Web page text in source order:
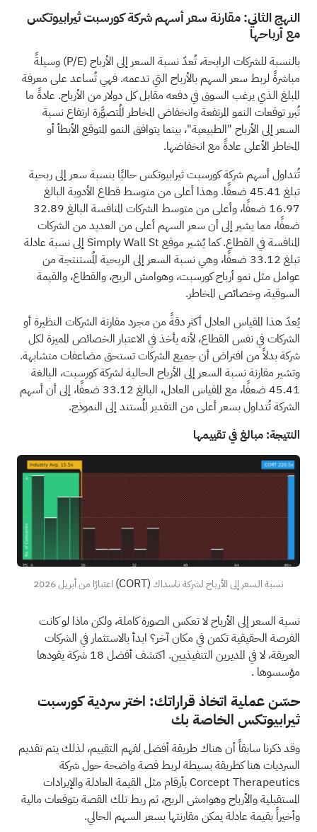
النهج الثاني: مقارنة سعر أسهم شركة كورسبت ثيرابيوتكس
مع أرباحها
بالنسبة للشركات الرابحة، تُعدّ نسبة السعر إلى الأرباح (P/E) وسيلةً
مباشرةً لربط سعر السهم بالأرباح التي تدعمه. فهي تُساعد على معرفة
المبلغ الذي يرغب السوق في دفعه مقابل كل دولار من الأرباح. عادةً ما
تُبرر توقعات النمو المرتفعة وانخفاض المخاطر المُتصوَّرة ارتفاع نسبة
السعر إلى الأرباح "الطبيعية"، بينما يتوافق النمو المتوقع الأبطأ أو
المخاطر الأعلى عادةً مع انخفاضها.
تُتداول أسهم شركة كورسبت ثيرابيوتكس حاليًا بنسبة سعر إلى ربحية
تبلغ 45.41 ضعفًا. وهذا أعلى من متوسط قطاع الأدوية البالغ
16.97 ضعفًا، وأعلى من متوسط الشركات المنافسة البالغ 32.89
ضعفًا، مما يشير إلى أن سعر السهم أعلى من العديد من الشركات
المنافسة في القطاع. كما يُشير موقع Simply Wall St إلى نسبة عادلة
تبلغ 33.12 ضعفًا، وهي نسبة السعر إلى الربحية المُستنتجة من
عوامل مثل نمو أرباح كورسبت، وهوامش الربح، والقطاع، والقيمة
السوقية، وخصائص المخاطر.
يُعدّ هذا المقياس العادل أكثر دقةً من مجرد مقارنة الشركات النظيرة أو
الشركات في نفس القطاع، لأنه يأخذ في الاعتبار الخصائص المميزة لكل
شركة بدلاً من افتراض أن جميع الشركات تستحق مضاعفات متشابهة.
وتشير مقارنة نسبة السعر إلى الأرباح الحالية لشركة كورسبت، البالغة
45.41 ضعفًا، مع المقياس العادل، البالغ 33.12 ضعفًا، إلى أن أسهم
الشركة تُتداول بسعر أعلى من التقدير المُستند إلى النموذج.
النتيجة: مبالغ في تقييمها
نسبة السعر إلى الأرباح لشركة ناسداك(CORT) اعتبارًا من أبريل 2026
نسبة السعر إلى الأرباح لا تعكس الصورة كاملة، ولكن ماذا لو كانت
الفرصة الحقيقية تكمن في مكان آخر؟ ابدأ بالاستثمار في الشركات
العريقة، لا في المديرين التنفيذيين. اكتشف أفضل 18 شركة يقودها
مؤسسوها .
حسّن عملية اتخاذ قراراتك: اختر سردية كورسبت
ثيرابيوتكس الخاصة بك
وقد ذكرنا سابقاً أن هناك طريقة أفضل لفهم التقييم، لذلك يتم تقديم
السرديات هنا كطريقة بسيطة لربط قصة واضحة حول شركة
Corcept Therapeutics بأرقام مثل القيمة العادلة والإيرادات
المستقبلية والأرباح وهوامش الربح، ثم ربط تلك القصة بتوقعات مالية
وأخيراً بقيمة عادلة يمكن مقارنتها بسعر السهم الحالي.